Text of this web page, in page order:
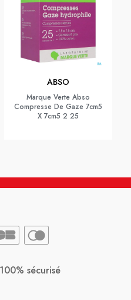
ABSO
Marque Verte Abso
Compresse De Gaze 7cm5
X 7cm5 2 25
sécurisé